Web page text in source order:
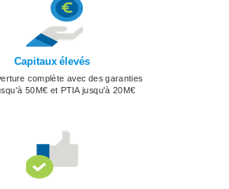
Capitaux élevés
complète avec des garanties
50M€ et PTIA jusqu'à 20M€